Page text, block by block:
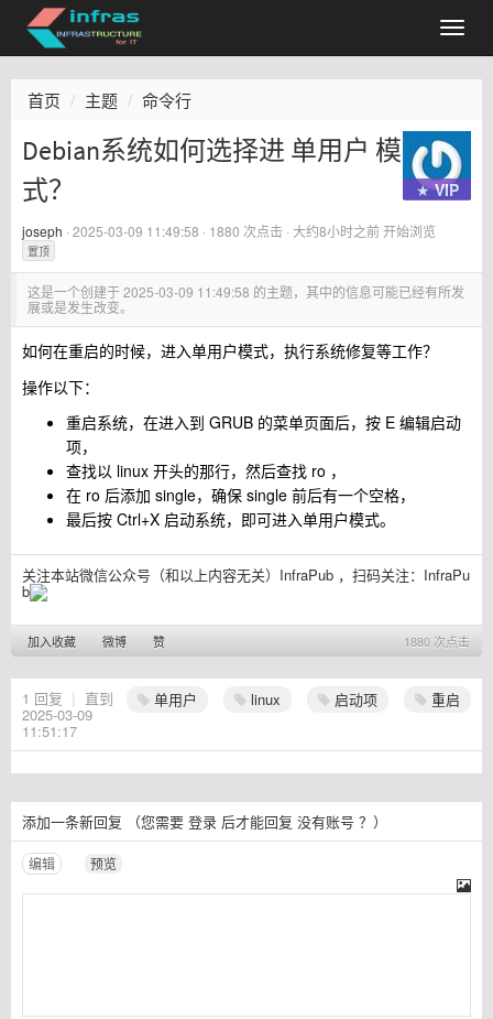
首页 主题 命令行
★ VIP
Debian系统如何选择进 单用户 模
式？
joseph · 2025-03-09 11:49:58 · 1880 次点击 · 大约8小时之前开始浏览
置顶
这是一个创建于2025-03-09 11:49:58 的主题，其中的信息可能已经有所发
展或是发生改变。
如何在重启的时候，进入单用户模式，执行系统修复等工作？
操作以下：
重启系统，在进入到 GRUB 的菜单页面后，按 E 编辑启动
项，
查找以 linux 开头的那行，然后查找 ro ，
在 ro 后添加 single，确保 single 前后有一个空格，
最后按 Ctrl+X 启动系统，即可进入单用户模式。
关注本站微信公众号（和以上内容无关）InfraPub ，扫码关注： InfraPu
b
1880 次点击
加入收藏 微博 赞
单用户 linux 启动项 重启
1 回复 | 直到
2025-03-09
11:51:17
添加一条新回复 （您需要 登录 后才能回复 没有账号 ？）
编辑 预览